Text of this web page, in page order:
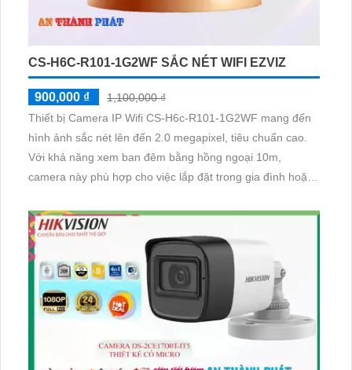
CS-H6C-R101-1G2WF SẮC NÉT WIFI EZVIZ
900,000 ₫
1,100,000 ₫
Thiết bị Camera IP Wifi CS-H6c-R101-1G2WF mang đến
hình ảnh sắc nét lên đến 2.0 megapixel, tiêu chuẩn cao.
Với khả năng xem ban đêm bằng hồng ngoại 10m,
camera này phù hợp cho việc lắp đặt trong gia đình hoặc
video mà không ảnh hưởng đến chất lượng